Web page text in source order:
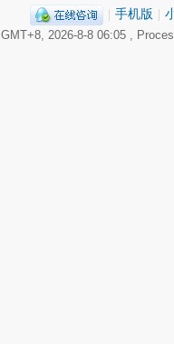
手机版
GMT+8, 2026-8-8 06:05 ,